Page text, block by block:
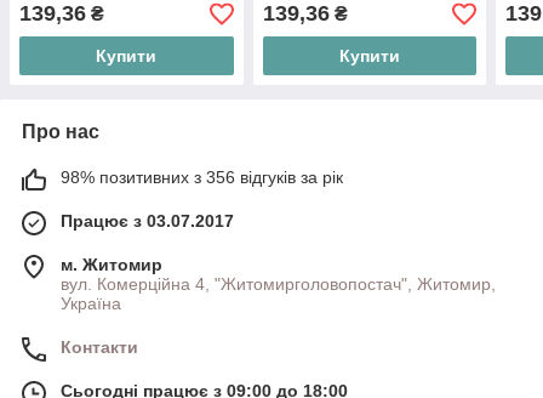
139,36 ₴
Купити
139,36₴
Купити
Про нас
98% позитивних з 356 відгуків за рік
Працює з 03.07.2017
м. Житомир
вул. Комерційна 4, "Житомирголовопостач", Житомир,
Україна
Контакти
Сьогодні працює з 09:00 до 18:00